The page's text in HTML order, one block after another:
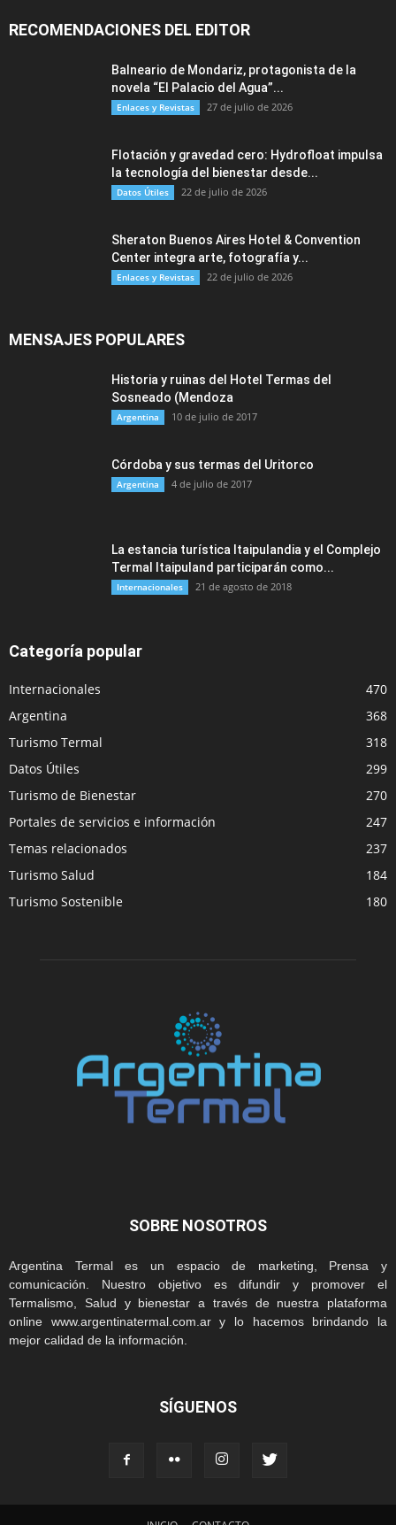
RECOMENDACIONES DEL EDITOR
Balneario de Mondariz, protagonista de la
novela “El Palacio del Agua”...
Enlaces y Revistas 27 de julio de 2026
Flotación y gravedad cero: Hydrofloat impulsa
la tecnología del bienestar desde...
Datos Útiles 22 de julio de 2026
Sheraton Buenos Aires Hotel & Convention
Center integra arte, fotografía y...
Enlaces y Revistas 22 de julio de 2026
MENSAJES POPULARES
Historia y ruinas del Hotel Termas del
Sosneado (Mendoza
Argentina 10 de julio de 2017
Córdoba y sus termas del Uritorco
Argentina 4 de julio de 2017
La estancia turística Itaipulandia y el Complejo
Termal Itaipuland participarán como...
Internacionales 21 de agosto de 2018
Categoría popular
Internacionales
470
Argentina
368
Turismo Termal
318
Datos Útiles
299
Turismo de Bienestar
270
Portales de servicios e información
247
Temas relacionados
237
Turismo Salud
184
Turismo Sostenible
180
SOBRE NOSOTROS
Argentina Termal es un espacio de marketing, Prensa y
comunicación. Nuestro objetivo es difundir y promover el
Termalismo, Salud y bienestar a través de nuestra plataforma
online www.argentinatermal.com.ar y lo hacemos brindando la
mejor calidad de la información.
SÍGUENOS